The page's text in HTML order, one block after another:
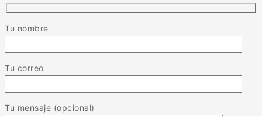
Tu nombre
Tu correo
Tu mensaje (opcional)